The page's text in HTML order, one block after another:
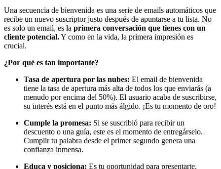
Una secuencia de bienvenida es una serie de emails automáticos que
recibe un nuevo suscriptor justo después de apuntarse a tu lista. No
es solo un email, es la primera conversación que tienes con un
cliente potencial.Y como en la vida, la primera impresión es
crucial.
¿Por qué es tan importante?
Tasa de apertura por las nubes: El email de bienvenida
tiene la tasa de apertura más alta de todos los que enviarás (a
menudo por encima del 50%). El usuario acaba de suscribirse,
su interés está en el punto más álgido. ¡Es tu momento de oro!
Cumple la promesa: Si se suscribió para recibir un
descuento o una guía, este es el momento de entregárselo.
Cumplir tu palabra desde el primer segundo genera una
confianza inmensa.
Educa y posiciona: Es tu oportunidad para presentarte.